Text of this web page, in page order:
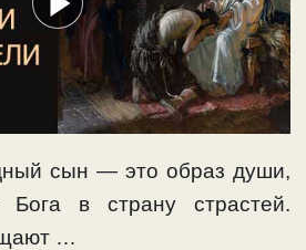
сын — это образ души,
Бога в страну страстей.
…